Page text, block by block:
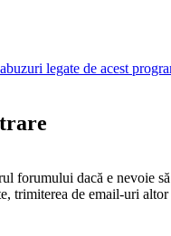
legate de acest
forumului dacă e nevoie
trimiterea de email-uri